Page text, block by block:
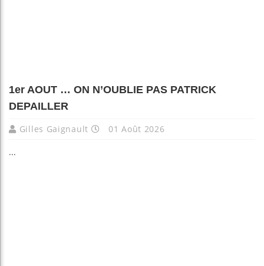
1er AOUT … ON N’OUBLIE PAS PATRICK
DEPAILLER
Gilles Gaignault 01 Août 2026
...